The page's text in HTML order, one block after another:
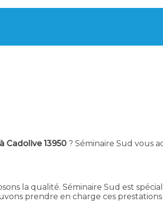
Cadolive 13950 ? Séminaire Sud vous
la qualité. Séminaire Sud est
prendre en charge ces prestations